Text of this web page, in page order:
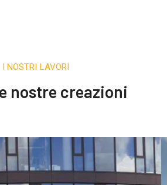
I NOSTRI LAVORI
nostre creazioni